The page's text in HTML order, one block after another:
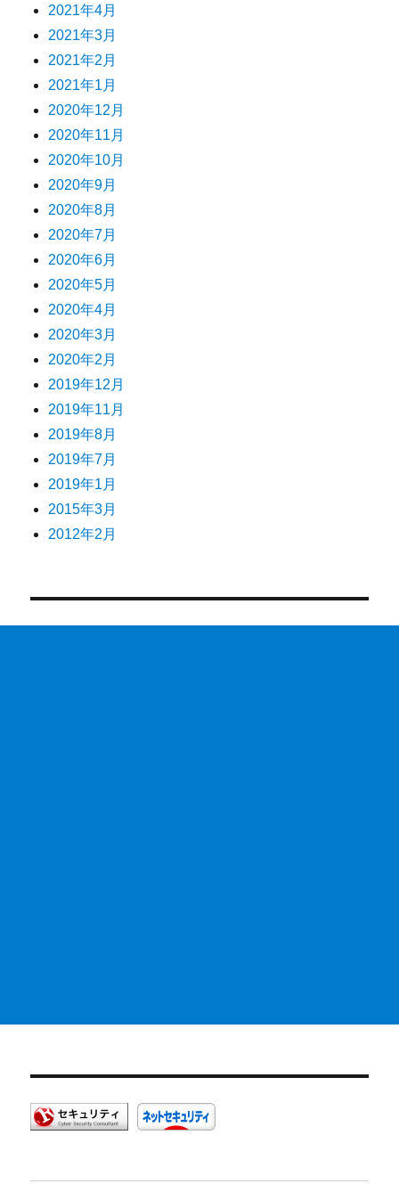
2021年4月
2021年3月
2021年2月
2021年1月
2020年12月
2020年11月
2020年10月
2020年9月
2020年8月
2020年7月
2020年6月
2020年5月
2020年4月
2020年3月
2020年2月
2019年12月
2019年11月
2019年8月
2019年7月
2019年1月
2015年3月
2012年2月